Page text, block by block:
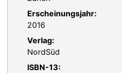
Erscheinungsjahr:
2016
Verlag:
NordSüd
ISBN-13: